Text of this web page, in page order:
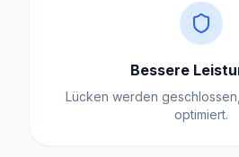
Bessere
Lücken werden
optimiert.